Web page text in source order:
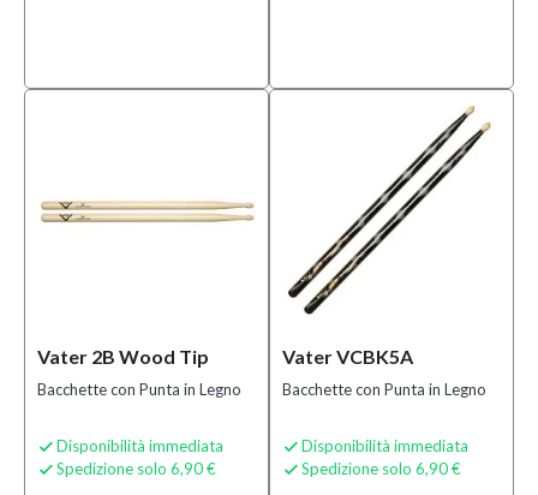
(2)
disponibili
Vater 2B Wood Tip
Bacchette con Punta in Legno
 Disponibilità immediata
 Spedizione solo 6,90 €
Vater VCBK5A
Bacchette con Punta in Legno
 Disponibilità immediata
 Spedizione solo 6,90 €